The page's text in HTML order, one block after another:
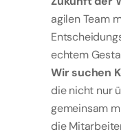
agilen Team
echtem
Wir suchen
die nicht nur
gemeinsam
die